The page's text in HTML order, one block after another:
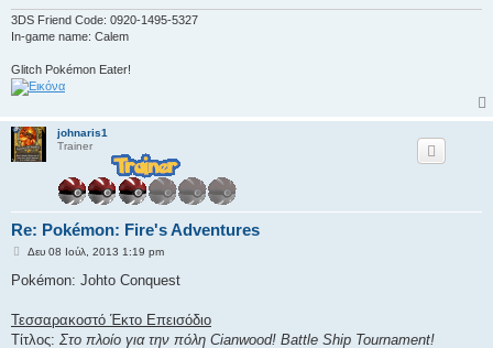
3DS Friend Code: 0920-1495-5327
In-game name: Calem
Glitch Pokémon Eater!
johnaris1
Trainer
Re: Pokémon: Fire's Adventures
Δ
μ
ί
ε
υ
Δευ 08 Ιούλ, 2013 1:19 pm
Pokémon: Johto Conquest
Τεσσαρακοστό Έκτο Επεισόδιο
Τίτλος: Στο πλοίο για την πόλη Cianwood! Battle Ship Tournament!